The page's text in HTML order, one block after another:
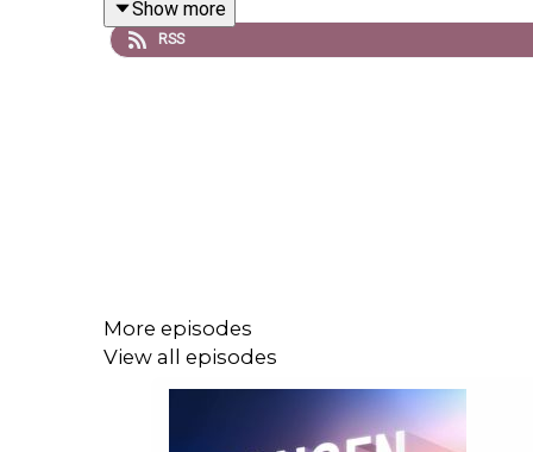
Show more
RSS
More episodes
View all episodes